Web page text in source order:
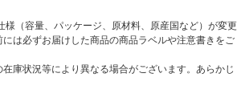
（容量、パッケージ、原材料、原産国など）が変更
は必ずお届けした商品の商品ラベルや注意書きをご
庫状況等により異なる場合がございます。あらかじ